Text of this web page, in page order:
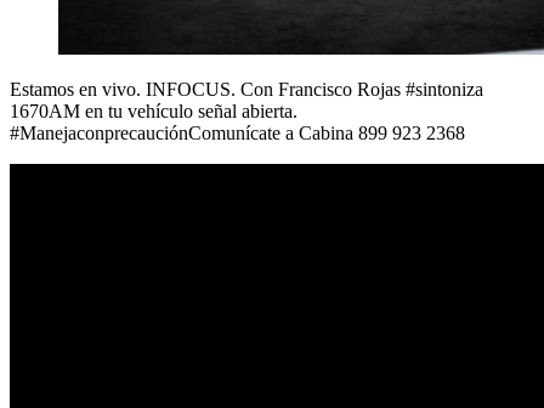
Estamos en vivo. INFOCUS. Con Francisco Rojas #sintoniza
1670AM en tu vehículo señal abierta.
#ManejaconprecauciónComunícate a Cabina 899 923 2368